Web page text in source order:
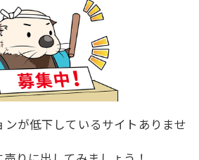
が低下しているサイトありませ